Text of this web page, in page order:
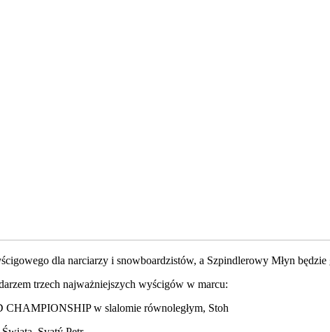
dla narciarzy i snowboardzistów, a Szpindlerowy Młyn
trzech najważniejszych wyścigów w marcu:
w slalomie równoległym, Stoh